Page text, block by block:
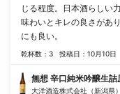
じる程度。日本酒らしい
味わいとキレの良さがあ
にも良い。
乾杯数：3 投稿日：10月10日
大洋酒造株式会社（新潟県）